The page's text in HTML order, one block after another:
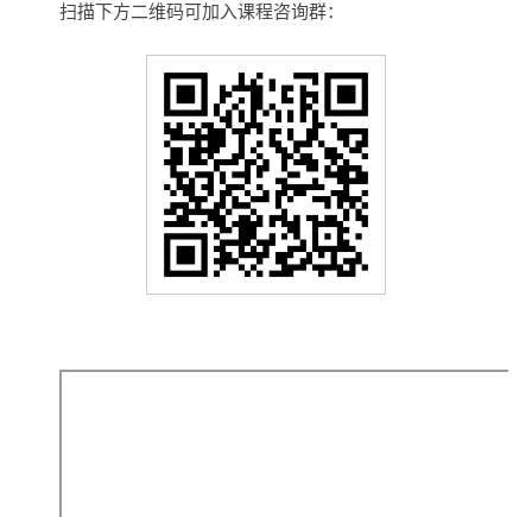
扫描下方二维码可加入课程咨询群：